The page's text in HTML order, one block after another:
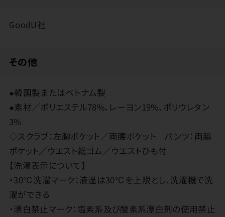
GoodU社
その他
●韓国製またはベトナム製
●素材／ポリエステル78%、レーヨン19%、ポリウレタン
3%
◇スクラブ：左胸ポケット／両腰ポケット パンツ：両脇
ポケット／ウエスト総ゴム／ウエストひも付
【洗濯表示について】
・30℃洗濯マーク：液温は30℃を上限とし、洗濯機で洗
濯ができる
・漂白禁止マーク：塩素系及び酸素系漂白剤の使用禁止